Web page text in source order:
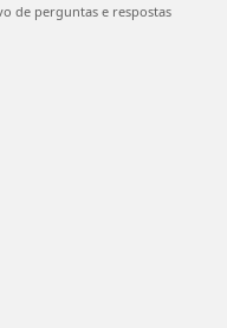
de perguntas e respostas